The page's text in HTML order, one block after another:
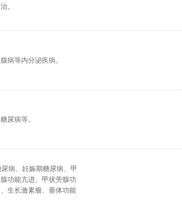
。
病等内分泌疾病。
尿病等。
病、妊娠期糖尿病、甲
功能亢进、甲状旁腺功
生长激素瘤、垂体功能